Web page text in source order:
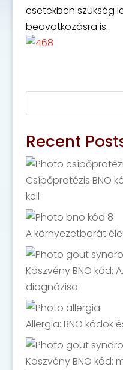
esetekben szükség
beavatkozásra is.
Recent
Csípőprotézis BNO
kell
A környezetbarát
Köszvény BNO kód:
diagnózisa
Allergia: BNO kódok
Köszvény BNO kód: